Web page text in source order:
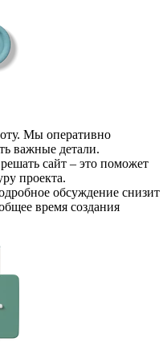
Мы оперативно
важные детали.
сайт – это поможет
проекта.
обсуждение снизит
время создания